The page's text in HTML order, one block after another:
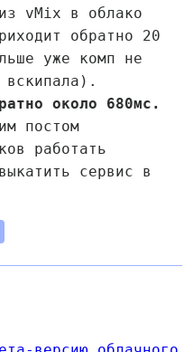
vMix в облако
обратно 20
уже комп не
около 680мс.
постом
работать
сервис в